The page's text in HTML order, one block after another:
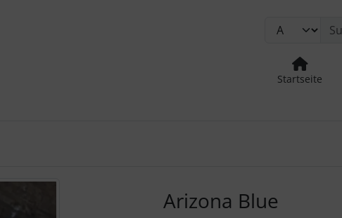
Startseite
Arizona Blue
" und "Vor-Button" nutzen, um zwischen den Bildern zu